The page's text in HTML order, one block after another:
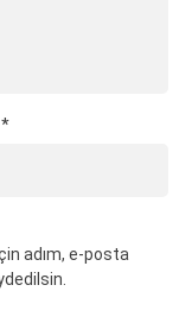
*
adım, e-posta